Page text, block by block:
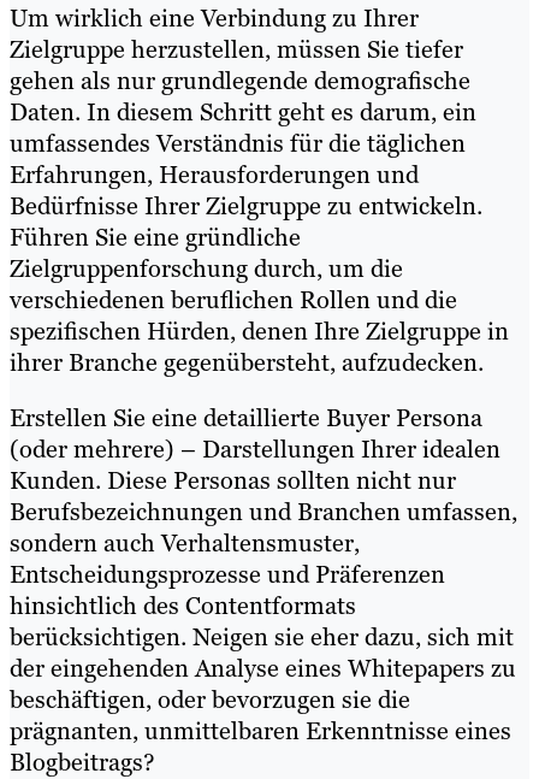
Um wirklich eine Verbindung zu Ihrer
Zielgruppe herzustellen, müssen Sie tiefer
gehen als nur grundlegende demografische
Daten. In diesem Schritt geht es darum, ein
umfassendes Verständnis für die täglichen
Erfahrungen, Herausforderungen und
Bedürfnisse Ihrer Zielgruppe zu entwickeln.
Führen Sie eine gründliche
Zielgruppenforschung durch, um die
verschiedenen beruflichen Rollen und die
spezifischen Hürden, denen Ihre Zielgruppe in
ihrer Branche gegenübersteht, aufzudecken.
Erstellen Sie eine detaillierte Buyer Persona
(oder mehrere) – Darstellungen Ihrer idealen
Kunden. Diese Personas sollten nicht nur
Berufsbezeichnungen und Branchen umfassen,
sondern auch Verhaltensmuster,
Entscheidungsprozesse und Präferenzen
hinsichtlich des Contentformats
berücksichtigen. Neigen sie eher dazu, sich mit
der eingehenden Analyse eines Whitepapers zu
beschäftigen, oder bevorzugen sie die
prägnanten, unmittelbaren Erkenntnisse eines
Blogbeitrags?